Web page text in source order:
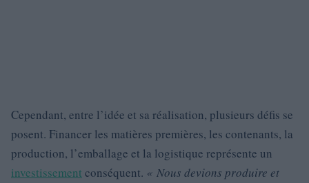
Cependant, entre l’idée et sa réalisation, plusieurs défis se
posent. Financer les matières premières, les contenants, la
production, l’emballage et la logistique représente un
investissement conséquent. « Nous devions produire et